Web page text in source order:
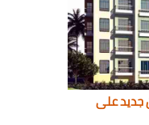
جديد على